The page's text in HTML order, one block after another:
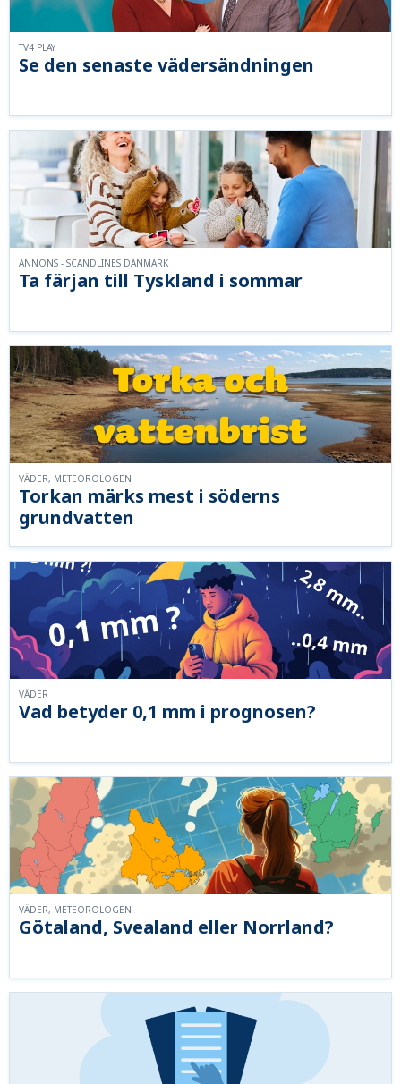
Se den senaste vädersändningen
TV4 PLAY
Ta färjan till Tyskland i sommar
ANNONS - SCANDLINES DANMARK
Torkan märks mest i söderns
grundvatten
VÄDER, METEOROLOGEN
Vad betyder 0,1 mm i prognosen?
VÄDER
Götaland, Svealand eller Norrland?
VÄDER, METEOROLOGEN